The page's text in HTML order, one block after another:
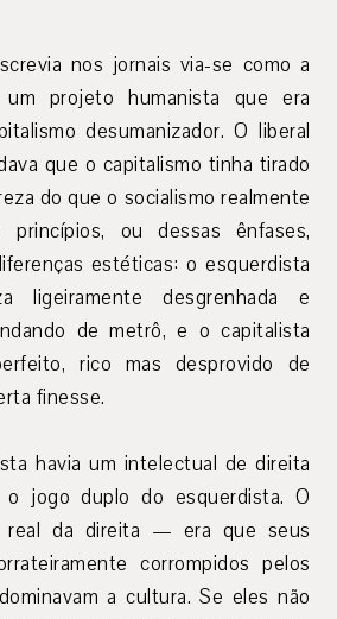
nos jornais via-se como a
projeto humanista que era
desumanizador. O liberal
que o capitalismo tinha tirado
do que o socialismo realmente
princípios, ou dessas ênfases,
estéticas: o esquerdista
ligeiramente desgrenhada e
de metrô, e o capitalista
rico mas desprovido de
finesse.
havia um intelectual de direita
o jogo duplo do esquerdista. O
da direita — era que seus
corrompidos pelos
a cultura. Se eles não